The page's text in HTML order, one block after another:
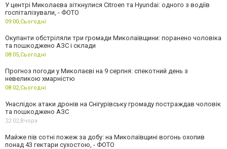
У центрі Миколаєва зіткнулися Citroen та Hyundai: одного з водіїв
госпіталізували, - ФОТО
09:00, Сьогодні
Окупанти обстріляли три громади Миколаївщини: поранено чоловіка
та пошкоджено АЗС і склади
08:05, Сьогодні
Прогноз погоди у Миколаєві на 9 серпня: спекотний день з
невеликою хмарністю
08:02, Сьогодні
Унаслідок атаки дронів на Снігурівську громаду постраждав чоловік
та пошкоджено АЗС
22:02, Вчора
Майже пів сотні пожеж за добу: на Миколаївщині вогонь охопив
понад 43 гектари сухостою, - ФОТО